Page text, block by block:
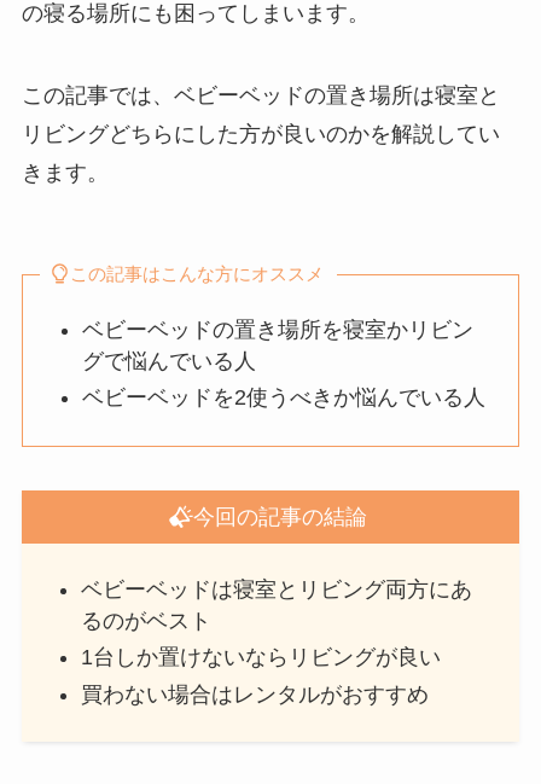
の寝る場所にも困ってしまいます。
この記事では、ベビーベッドの置き場所は寝室と
リビングどちらにした方が良いのかを解説してい
きます。
この記事はこんな方にオススメ
ベビーベッドの置き場所を寝室かリビン
グで悩んでいる人
ベビーベッドを2使うべきか悩んでいる人
今回の記事の結論
ベビーベッドは寝室とリビング両方にあ
るのがベスト
1台しか置けないならリビングが良い
買わない場合はレンタルがおすすめ